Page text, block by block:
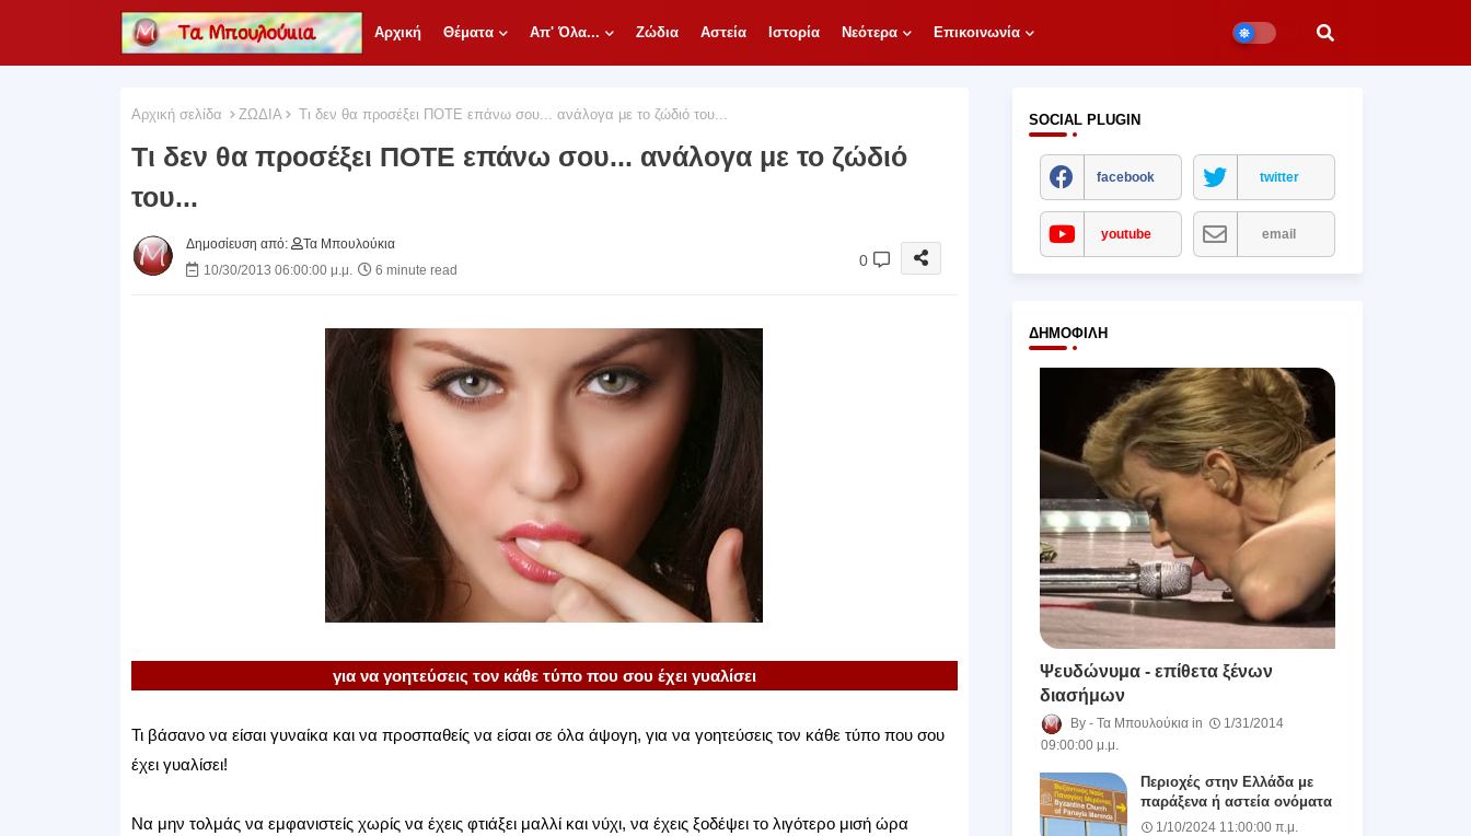
Αρχική Θέματα Απ' Όλα... Ζώδια Αστεία Ιστορία Νεότερα Επικοινωνία
Αρχική σελίδα ΖΩΔΙΑ Τι δεν θα προσέξει ΠΟΤΕ επάνω σου... ανάλογα με το ζώδιό του...
Τι δεν θα προσέξει ΠΟΤΕ επάνω σου... ανάλογα με το ζώδιό
του...
Δημοσίευση από:
Τα Μπουλούκια
10/30/2013 06:00:00 μ.μ.
6 minute read
0
για να γοητεύσεις τον κάθε τύπο που σου έχει γυαλίσει
Τι βάσανο να είσαι γυναίκα και να προσπαθείς να είσαι σε όλα άψογη, για να γοητεύσεις τον κάθε τύπο που σου
έχει γυαλίσει!
Να μην τολμάς να εμφανιστείς χωρίς να έχεις φτιάξει μαλλί και νύχι, να έχεις ξοδέψει το λιγότερο μισή ώρα
SOCIAL PLUGIN
facebook twitter
youtube email
ΔΗΜΟΦΙΛΉ
Ψευδώνυμα - επίθετα ξένων
διασήμων
Τα Μπουλούκια
1/31/2014
09:00:00 μ.μ.
Περιοχές στην Ελλάδα με
παράξενα ή αστεία ονόματα
1/10/2024 11:00:00 π.μ.